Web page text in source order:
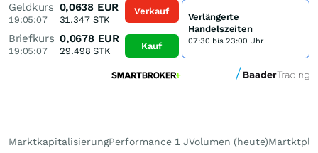
Geldkurs
19:05:07
0,0638 EUR
31.347STK
Briefkurs
19:05:07
0,0678 EUR
29.498 STK
Verkauf
Kauf
Verlängerte
Handelszeiten
07:30 bis 23:00 Uhr
MarktkapitalisierungPerformance 1 JVolumen (heute)